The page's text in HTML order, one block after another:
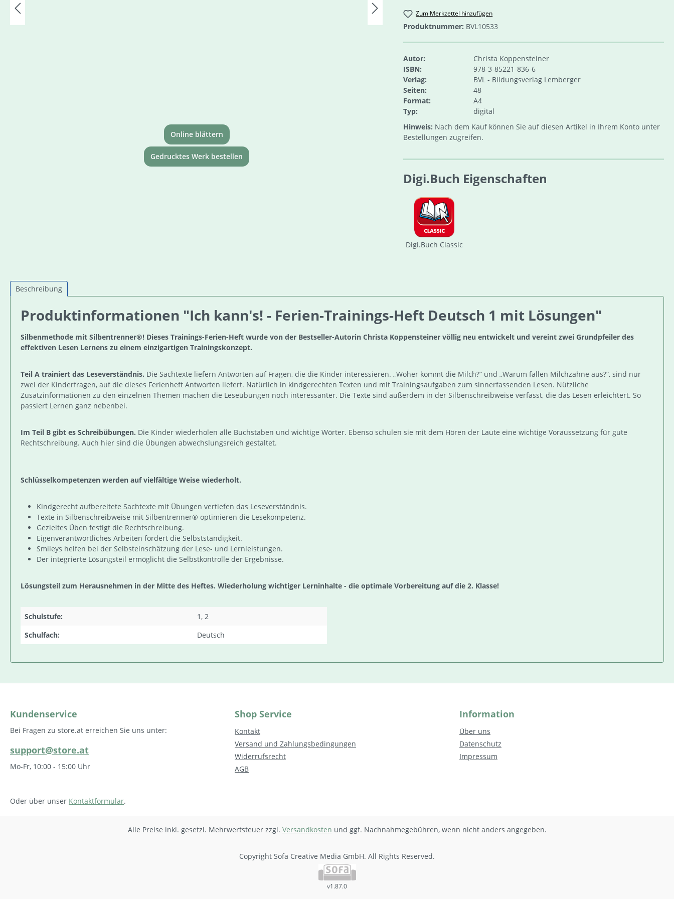
Online blättern
Gedrucktes Werk bestellen
Zum Merkzettel hinzufügen
Produktnummer: BVL10533
Autor:
Christa Koppensteiner
ISBN:
978-3-85221-836-6
Verlag:
BVL - Bildungsverlag Lemberger
Seiten:
48
Format:
A4
Typ:
digital
Hinweis: Nach dem Kauf können Sie auf diesen Artikel in Ihrem Konto unter
Bestellungen zugreifen.
Digi.Buch Eigenschaften
Digi.Buch Classic
Beschreibung
Produktinformationen "Ich kann's! - Ferien-Trainings-Heft Deutsch 1 mit Lösungen"
Silbenmethode mit Silbentrenner®! Dieses Trainings-Ferien-Heft wurde von der Bestseller-Autorin Christa Koppensteiner völlig neu entwickelt und vereint zwei Grundpfeiler des
effektiven Lesen Lernens zu einem einzigartigen Trainingskonzept.
Teil A trainiert das Leseverständnis. Die Sachtexte liefern Antworten auf Fragen, die die Kinder interessieren. „Woher kommt die Milch?“ und „Warum fallen Milchzähne aus?“, sind nur
zwei der Kinderfragen, auf die dieses Ferienheft Antworten liefert. Natürlich in kindgerechten Texten und mit Trainingsaufgaben zum sinnerfassenden Lesen. Nützliche
Zusatzinformationen zu den einzelnen Themen machen die Leseübungen noch interessanter. Die Texte sind außerdem in der Silbenschreibweise verfasst, die das Lesen erleichtert. So
passiert Lernen ganz nebenbei.
Im Teil B gibt es Schreibübungen. Die Kinder wiederholen alle Buchstaben und wichtige Wörter. Ebenso schulen sie mit dem Hören der Laute eine wichtige Voraussetzung für gute
Rechtschreibung. Auch hier sind die Übungen abwechslungsreich gestaltet.
Schlüsselkompetenzen werden auf vielfältige Weise wiederholt.
Kindgerecht aufbereitete Sachtexte mit Übungen vertiefen das Leseverständnis.
Texte in Silbenschreibweise mit Silbentrenner® optimieren die Lesekompetenz.
Gezieltes Üben festigt die Rechtschreibung.
Eigenverantwortliches Arbeiten fördert die Selbstständigkeit.
Smileys helfen bei der Selbsteinschätzung der Lese- und Lernleistungen.
Der integrierte Lösungsteil ermöglicht die Selbstkontrolle der Ergebnisse.
Lösungsteil zum Herausnehmen in der Mitte des Heftes. Wiederholung wichtiger Lerninhalte - die optimale Vorbereitung auf die 2. Klasse!
Schulstufe:
1, 2
Schulfach:
Deutsch
Kundenservice
Bei Fragen zu store.at erreichen Sie uns unter:
support@store.at
Mo-Fr, 10:00 - 15:00 Uhr
Oder über unser Kontaktformular.
Shop Service
Kontakt
Versand und Zahlungsbedingungen
Widerrufsrecht
AGB
Information
Über uns
Datenschutz
Impressum
Alle Preise inkl. gesetzl. Mehrwertsteuer zzgl. Versandkosten und ggf. Nachnahmegebühren, wenn nicht anders angegeben.
Copyright Sofa Creative Media GmbH. All Rights Reserved.
v1.87.0